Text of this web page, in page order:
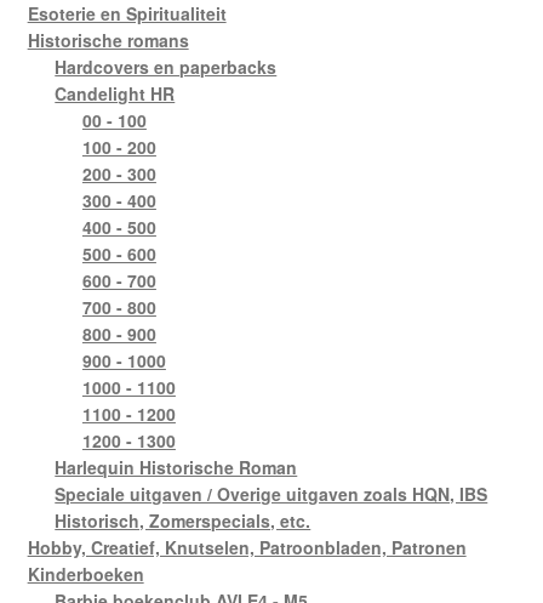
Esoterie en Spiritualiteit
Historische romans
Hardcovers en paperbacks
Candelight HR
00 - 100
100 - 200
200 - 300
300 - 400
400 - 500
500 - 600
600 - 700
700 - 800
800 - 900
900 - 1000
1000 - 1100
1100 - 1200
1200 - 1300
Harlequin Historische Roman
Speciale uitgaven / Overige uitgaven zoals HQN, IBS
Historisch, Zomerspecials, etc.
Hobby, Creatief, Knutselen, Patroonbladen, Patronen
Kinderboeken